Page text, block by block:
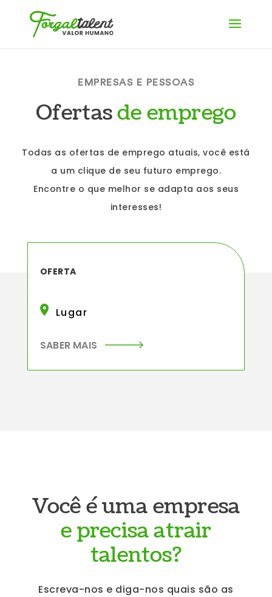
EMPRESAS E PESSOAS
Ofertasde emprego
Todas as ofertas de emprego atuais, você está
a um clique de seu futuro emprego.
Encontre o que melhor se adapta aos seus
interesses!
OFERTA
Lugar
SABER MAIS
Você é uma empresa
e precisa atrair
talentos?
Escreva-nos e diga-nos quais são as